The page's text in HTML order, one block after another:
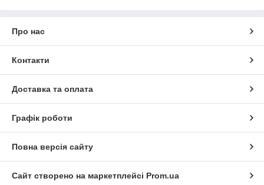
Про нас
Контакти
Доставка та оплата
Графік роботи
Повна версія сайту
Сайт створено на маркетплейсі Prom.ua